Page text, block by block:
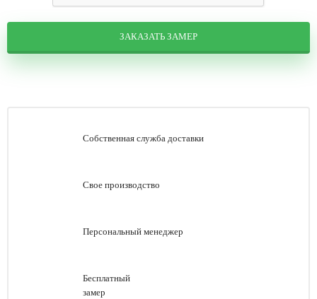
ЗАКАЗАТЬ ЗАМЕР
Собственная служба доставки
Свое производство
Персональный менеджер
Бесплатный
замер